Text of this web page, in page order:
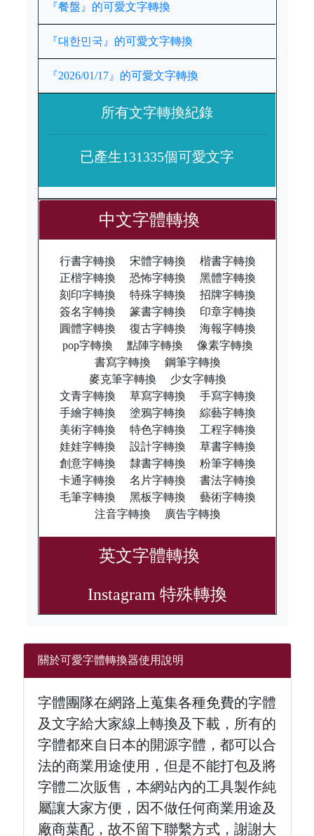
『餐盤』的可愛文字轉換
『대한민국』的可愛文字轉換
『2026/01/17』的可愛文字轉換
所有文字轉換紀錄
已產生131335個可愛文字
中文字體轉換
行書字轉換 宋體字轉換
楷書字轉換
正楷字轉換
恐怖字轉換
黑體字轉換
刻印字轉換
特殊字轉換
招牌字轉換
簽名字轉換
篆書字轉換
印章字轉換
圓體字轉換
復古字轉換
海報字轉換
pop字轉換
點陣字轉換
像素字轉換
書寫字轉換
鋼筆字轉換
麥克筆字轉換
少女字轉換
文青字轉換
草寫字轉換
手寫字轉換
手繪字轉換
塗鴉字轉換
綜藝字轉換
美術字轉換
特色字轉換
工程字轉換
娃娃字轉換
設計字轉換
草書字轉換
創意字轉換
隸書字轉換
粉筆字轉換
卡通字轉換
名片字轉換
書法字轉換
毛筆字轉換
黑板字轉換
藝術字轉換
注音字轉換
廣告字轉換
英文字體轉換
Instagram 特殊轉換
關於可愛字體轉換器使用說明
字體團隊在網路上蒐集各種免費的字體
及文字給大家線上轉換及下載，所有的
字體都來自日本的開源字體，都可以合
法的商業用途使用，但是不能打包及將
字體二次販售，本網站內的工具製作純
屬讓大家方便，因不做任何商業用途及
廠商葉配，故不留下聯繫方式，謝謝大